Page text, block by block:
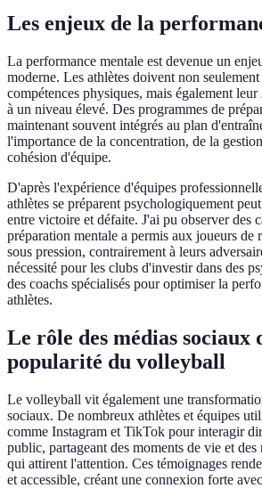
Les enjeux de la
La performance mentale est devenue un
moderne. Les athlètes doivent non
compétences physiques, mais également leur
à un niveau élevé. Des programmes de
maintenant souvent intégrés au plan
l'importance de la concentration, de la
cohésion d'équipe.
D'après l'expérience d'équipes
athlètes se préparent psychologiquement
entre victoire et défaite. J'ai pu observer des
préparation mentale a permis aux joueurs de
sous pression, contrairement à leurs
nécessité pour les clubs d'investir dans des
des coachs spécialisés pour optimiser la
athlètes.
Le rôle des médias sociaux
popularité du volleyball
Le volleyball vit également une
sociaux. De nombreux athlètes et équipes
comme Instagram et TikTok pour interagir
public, partageant des moments de vie et
qui attirent l'attention. Ces témoignages
et accessible, créant une connexion forte